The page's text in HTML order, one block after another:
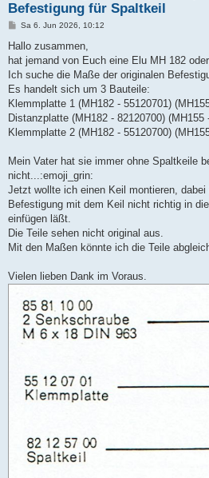
Befestigung für Spaltkeil
B
i
r
a
Sa 6. Jun 2026, 10:12
Hallo zusammen,
hat jemand von Euch eine Elu MH 182
Ich suche die Maße der originalen
Es handelt sich um 3 Bauteile:
Klemmplatte 1 (MH182 - 55120701)
Distanzplatte (MH182 - 82120700) (MH155
Klemmplatte 2 (MH182 - 55120700)
Mein Vater hat sie immer ohne Spaltkeile
nicht...:emoji_grin:
Jetzt wollte ich einen Keil montieren,
Befestigung mit dem Keil nicht richtig in
einfügen läßt.
Die Teile sehen nicht original aus.
Mit den Maßen könnte ich die Teile
Vielen lieben Dank im Voraus.